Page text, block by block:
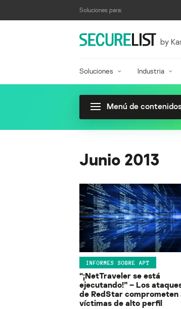
Soluciones para:
by
Soluciones Industria
Menú de
Junio 2013
INFORMES SOBRE APT
“¡NetTraveler se está
ejecutando!” – Los
de RedStar comprometen
víctimas de alto perfil